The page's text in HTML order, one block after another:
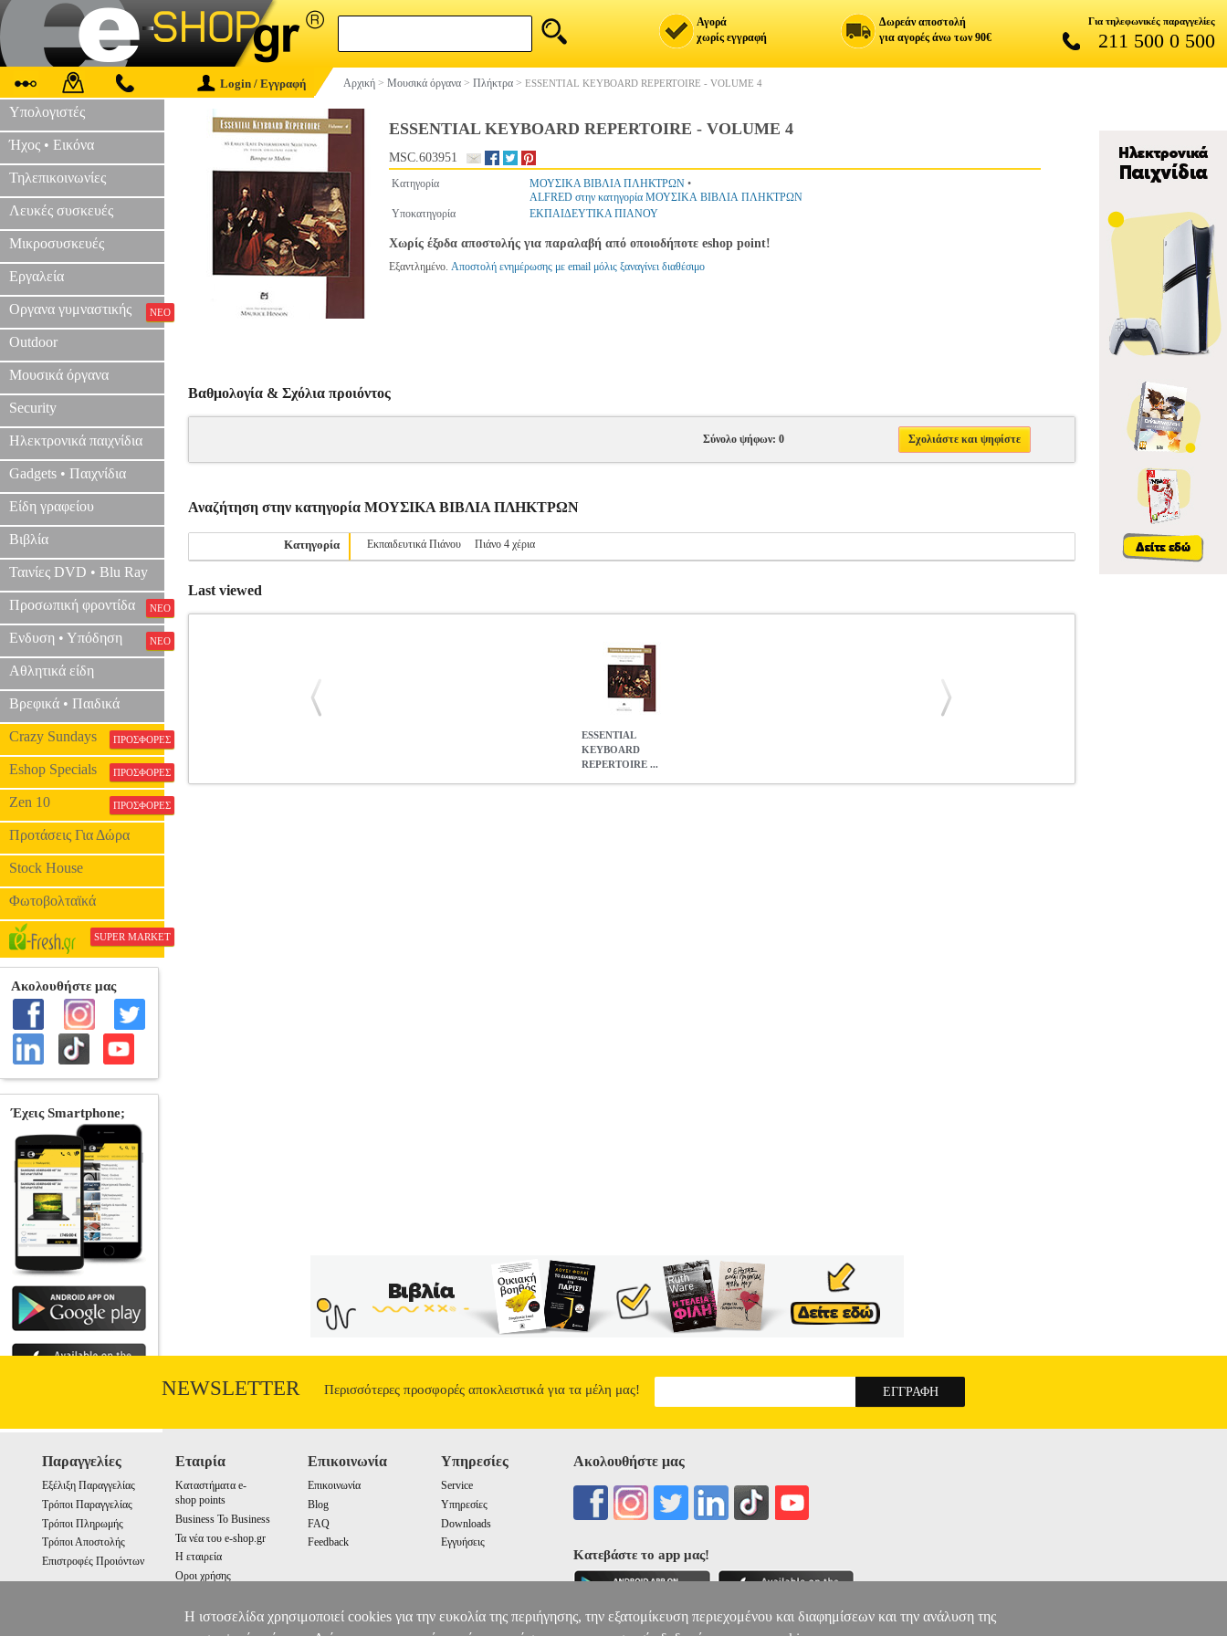
Αγορά
χωρίς εγγραφή
Δωρεάν αποστολή
για αγορές άνω των 90€
Για τηλεφωνικές παραγγελίες
211 500 0 500
Login / Εγγραφή Αρχική > Μουσικά όργανα > Πλήκτρα > ESSENTIAL KEYBOARD REPERTOIRE - VOLUME 4
Υπολογιστές
Ήχος • Εικόνα
Τηλεπικοινωνίες
Λευκές συσκευές
Μικροσυσκευές
Εργαλεία
Οργανα γυμναστικής ΝΕΟ
Outdoor
Μουσικά όργανα
Security
Ηλεκτρονικά παιχνίδια
Gadgets • Παιχνίδια
Είδη γραφείου
Βιβλία
Ταινίες DVD • Blu Ray
Προσωπική φροντίδα ΝΕΟ
Ενδυση • Υπόδηση ΝΕΟ
Αθλητικά είδη
Βρεφικά • Παιδικά
Crazy Sundays ΠΡΟΣΦΟΡΕΣ
Eshop Specials ΠΡΟΣΦΟΡΕΣ
Zen 10 ΠΡΟΣΦΟΡΕΣ
Προτάσεις Για Δώρα
Stock House
Φωτοβολταϊκά
SUPER MARKET
ESSENTIAL KEYBOARD REPERTOIRE - VOLUME 4
MSC.603951
Κατηγορία ΜΟΥΣΙΚΑ ΒΙΒΛΙΑ ΠΛΗΚΤΡΩΝ •
ALFRED στην κατηγορία ΜΟΥΣΙΚΑ ΒΙΒΛΙΑ ΠΛΗΚΤΡΩΝ
Υποκατηγορία
ΕΚΠΑΙΔΕΥΤΙΚΑ ΠΙΑΝΟΥ
Χωρίς έξοδα αποστολής για παραλαβή από οποιοδήποτε eshop point!
Εξαντλημένο. Αποστολή ενημέρωσης με email μόλις ξαναγίνει διαθέσιμο
Βαθμολογία & Σχόλια προιόντος
Σύνολο ψήφων: 0 Σχολιάστε και ψηφίστε
Αναζήτηση στην κατηγορία ΜΟΥΣΙΚΑ ΒΙΒΛΙΑ ΠΛΗΚΤΡΩΝ
Κατηγορία Εκπαιδευτικά Πιάνου Πιάνο 4 χέρια
Last viewed
ESSENTIAL
KEYBOARD
REPERTOIRE ...
NEWSLETTER Περισσότερες προσφορές αποκλειστικά για τα μέλη μας!
Παραγγελίες
Εξέλιξη Παραγγελίας
Τρόποι Παραγγελίας
Τρόποι Πληρωμής
Τρόποι Αποστολής
Επιστροφές Προιόντων
Εταιρία
Καταστήματα e-
shop points
Business To Business
Τα νέα του e-shop.gr
Η εταιρεία
Οροι χρήσης
Επικοινωνία
Επικοινωνία
Blog
FAQ
Feedback
Υπηρεσίες
Service
Υπηρεσίες
Downloads
Εγγυήσεις
Ακολουθήστε μας
Κατεβάστε το app μας!
Η ιστοσελίδα χρησιμοποιεί cookies για την ευκολία της περιήγησης, την εξατομίκευση περιεχομένου και διαφημίσεων και την ανάλυση της